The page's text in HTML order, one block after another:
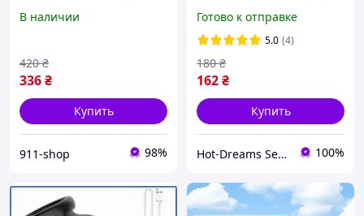
силикона черного цвета
акта
В наличии
336₴
420 ₴
Купить
911-shop 98%
эрекционные для
продление полового
акта,эрекционное кольца
для секс
Готово к отправке
5.0 (4)
162₴
180 ₴
Купить
Hot-Dreams Sex-shop 100%